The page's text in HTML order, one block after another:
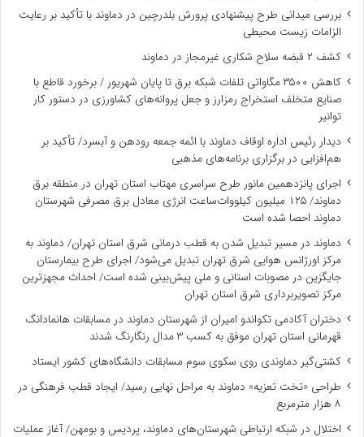
بررسی میدانی طرح پیشنهادی پرورش بلدرچین در دماوند با تأکید بر رعایت
الزامات زیست ‌محیطی
کشف ۲ قبضه سلاح شکاری غیرمجاز در دماوند
کاهش ۳۵۰۰ مگاواتی تلفات شبکه برق تا پایان شهریور / برخورد قاطع با
صنایع متخلف استخراج رمزارز و جعل پروانه‌های کشاورزی در دستور کار
توانیر
دیدار رئیس اداره اوقاف دماوند با ائمه جمعه رودهن و آبسرد/ تأکید بر
هم‌افزایی در برگزاری برنامه‌های مذهبی
اجرای پانزدهمین مانور طرح سراسری مهتاب استان تهران در منطقه برق
دماوند/ ۱۲۵ میلیون کیلووات‌ساعت انرژی معادل برق مصرفی شهرستان
دماوند احصا شده است
دماوند در مسیر تبدیل شدن به قطب درمانی شرق استان تهران/ دماوند به
مرکز اورژانس هوایی شرق تهران تبدیل می‌شود/ اجرای طرح بیمارستان
جایگزین در مصوبات استانی و ملی پیش‌بینی شده است/ احداث مجهزترین
مرکز تصویربرداری شرق استان تهران
دختران آکادمی تکواندو امیران از شهرستان دماوند در مسابقات هانمادانگ
قهرمانی استان تهران موفق به کسب ۳ مدال رنگارنگ شدند
کشتی‌گیر دماوندی روی سکوی سوم مسابقات دانشگاه‌های کشور ایستاد
طراحی «تخت تعزیه» دماوند به مراحل نهایی رسید/ ایجاد قطب فرهنگی در
۸ هزار مترمربع
اختلال در شبکه ارتباطی شهرستان‌های دماوند، پردیس و بومهن/ آغاز عملیات